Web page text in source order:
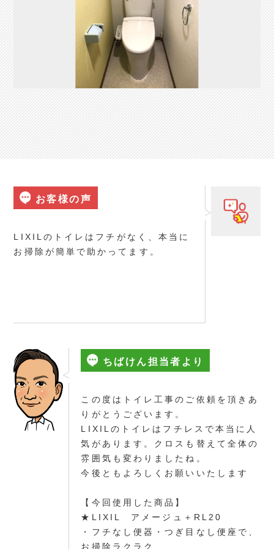
お客様の声
LIXILのトイレはフチがなく、本当に
お掃除が簡単で助かってます。
ちばけん担当者より
この度はトイレ工事のご依頼を頂きあ
りがとうございます。
LIXILのトイレはフチレスで本当に人
気があります。クロスも替えて全体の
雰囲気も変わりましたね。
今後ともよろしくお願いいたします
【今回使用した商品】
★LIXIL アメージュ＋RL20
・フチなし便器・つぎ目なし便座で、
お掃除ラクラク